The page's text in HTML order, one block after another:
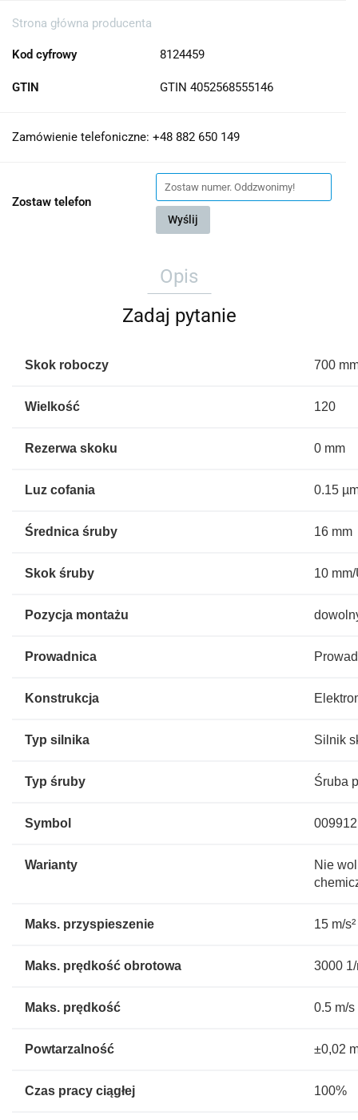
Strona główna producenta
Kod cyfrowy 8124459
GTIN GTIN 4052568555146
Zamówienie telefoniczne: +48 882 650 149
Zostaw telefon
Wyślij
Opis
Zadaj pytanie
Skok roboczy 700
Wielkość 120
Rezerwa skoku 0 mm
Luz cofania 0.15
Średnica śruby 16 mm
Skok śruby 10
Pozycja montażu
Prowadnica
Konstrukcja
Typ silnika Silnik
Typ śruby Śruba
Symbol
Warianty
Nie
Maks. przyspieszenie 15 m/s²
Maks. prędkość obrotowa 3000
Maks. prędkość 0.5 m/s
Powtarzalność ±0,02
Czas pracy ciągłej 100%